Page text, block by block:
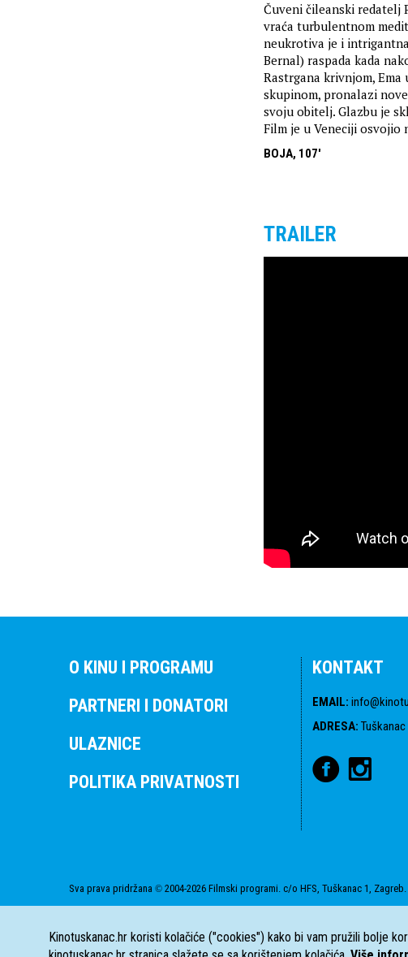
Čuveni čileanski redatelj
vraća turbulentnom
neukrotiva je i intrigantna
Bernal) raspada kada
Rastrgana krivnjom,
skupinom, pronalazi
svoju obitelj. Glazbu je
Film je u Veneciji osvojio
BOJA, 107'
TRAILER
O KINU I PROGRAMU
PARTNERI I DONATORI
ULAZNICE
POLITIKA PRIVATNOSTI
KONTAKT
EMAIL:
ADRESA:
Sva prava pridržana © 2004-2026 Filmski programi. c/o HFS, Tuškanac 1,
Kinotuskanac.hr koristi kolačiće ("cookies") kako bi vam pružili bolje